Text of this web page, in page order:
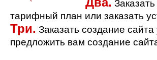
тарифный план или заказать
Три. Заказать создание
предложить вам создание